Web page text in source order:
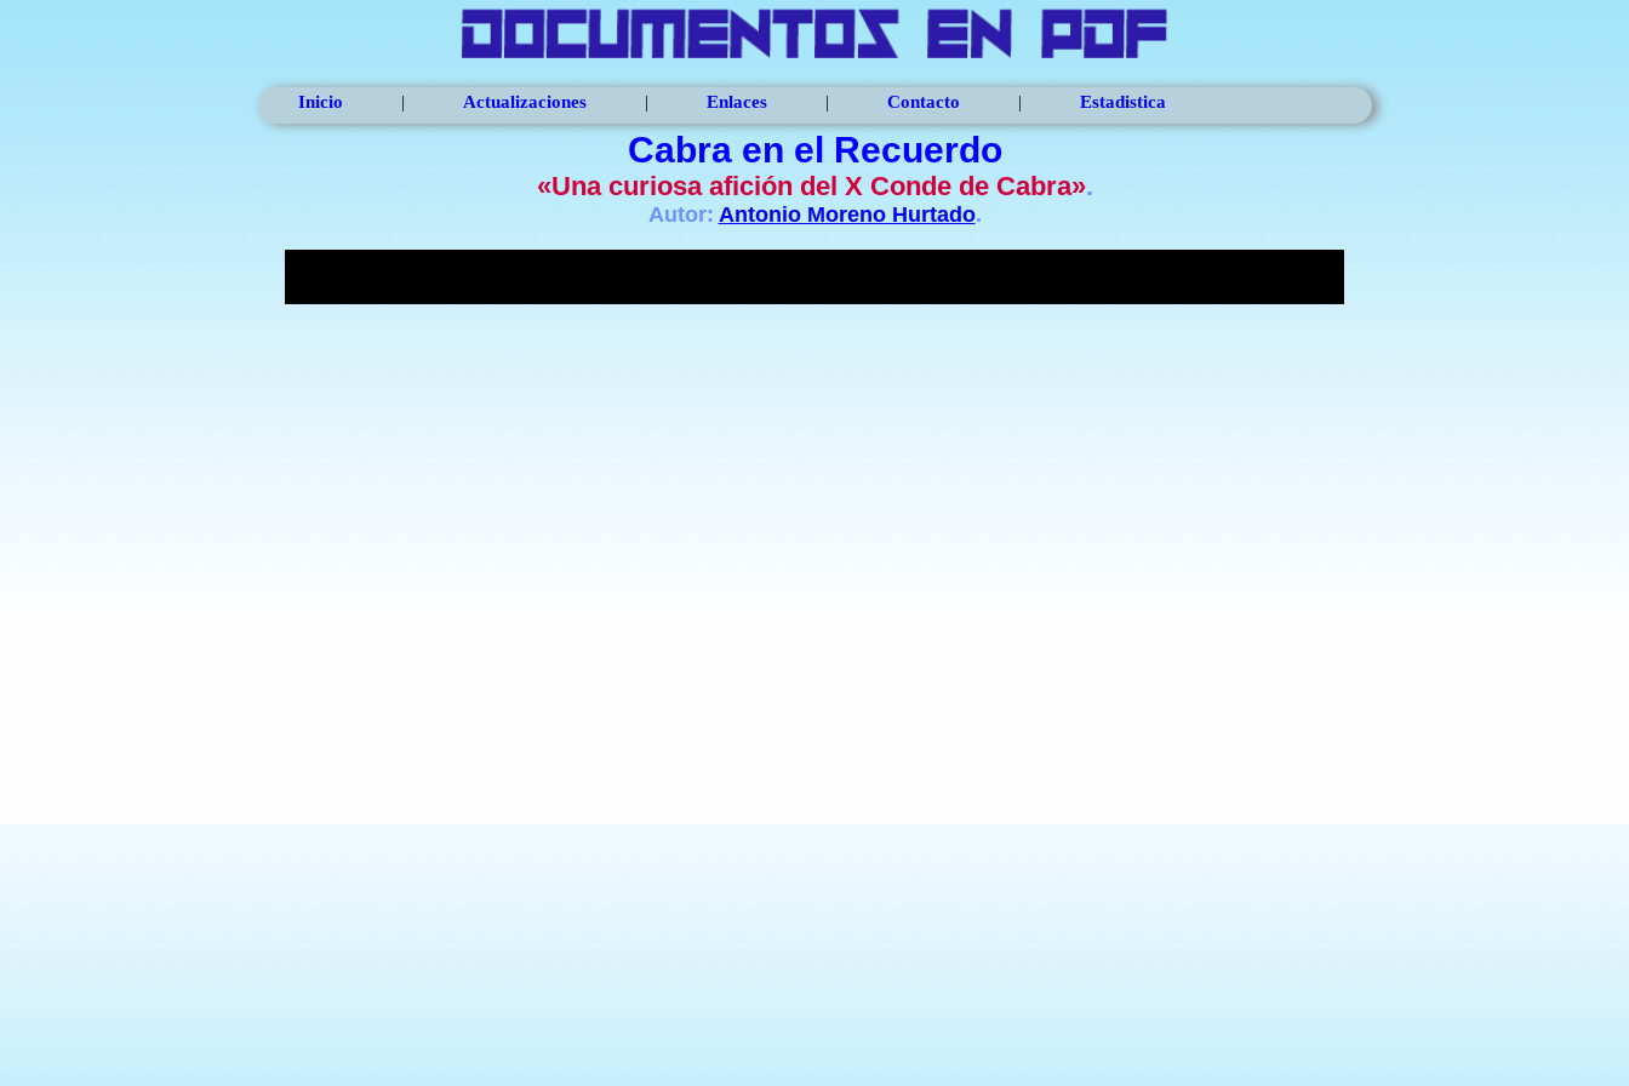
Inicio | Actualizaciones | Enlaces | Contacto | Estadistica
Cabra en el Recuerdo
«Una curiosa afición del X Conde de Cabra».
Autor: Antonio Moreno Hurtado.